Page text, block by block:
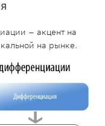
– акцент на
на рынке.